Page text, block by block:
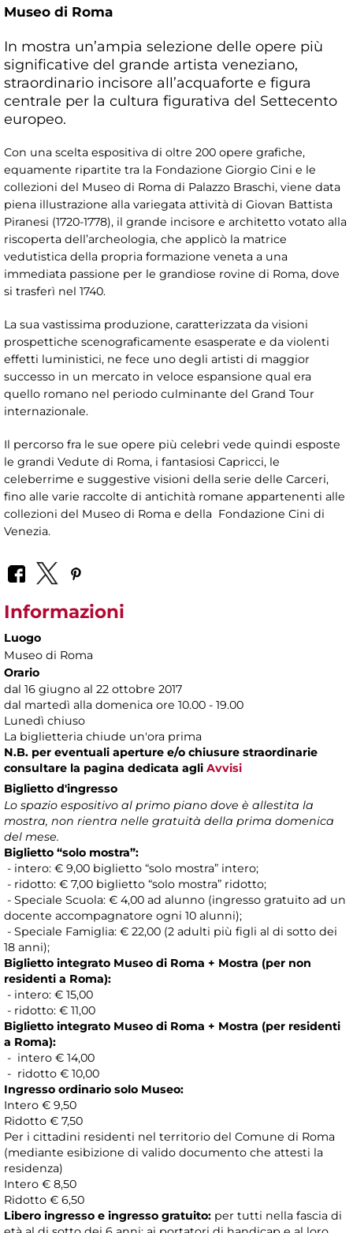
Museo di Roma
In mostra un’ampia selezione delle opere più
significative del grande artista veneziano,
straordinario incisore all’acquaforte e figura
centrale per la cultura figurativa del Settecento
europeo.
Con una scelta espositiva di oltre 200 opere grafiche,
equamente ripartite tra la Fondazione Giorgio Cini e le
collezioni del Museo di Roma di Palazzo Braschi, viene data
piena illustrazione alla variegata attività di Giovan Battista
Piranesi (1720-1778), il grande incisore e architetto votato alla
riscoperta dell’archeologia, che applicò la matrice
vedutistica della propria formazione veneta a una
immediata passione per le grandiose rovine di Roma, dove
si trasferì nel 1740.
La sua vastissima produzione, caratterizzata da visioni
prospettiche scenograficamente esasperate e da violenti
effetti luministici, ne fece uno degli artisti di maggior
successo in un mercato in veloce espansione qual era
quello romano nel periodo culminante del Grand Tour
internazionale.
Il percorso fra le sue opere più celebri vede quindi esposte
le grandi Vedute di Roma, i fantasiosi Capricci, le
celeberrime e suggestive visioni della serie delle Carceri,
fino alle varie raccolte di antichità romane appartenenti alle
collezioni del Museo di Roma e della Fondazione Cini di
Venezia.
Informazioni
Luogo
Museo di Roma
Orario
dal 16 giugno al 22 ottobre 2017
dal martedì alla domenica ore 10.00 - 19.00
Lunedì chiuso
La biglietteria chiude un'ora prima
N.B. per eventuali aperture e/o chiusure straordinarie
consultare la pagina dedicata agli Avvisi
Biglietto d'ingresso
Lo spazio espositivo al primo piano dove è allestita la
mostra, non rientra nelle gratuità della prima domenica
del mese.
Biglietto “solo mostra”:
- intero: € 9,00 biglietto “solo mostra” intero;
- ridotto: € 7,00 biglietto “solo mostra” ridotto;
- Speciale Scuola: € 4,00 ad alunno (ingresso gratuito ad un
docente accompagnatore ogni 10 alunni);
- Speciale Famiglia: € 22,00 (2 adulti più figli al di sotto dei
18 anni);
Biglietto integrato Museo di Roma + Mostra (per non
residenti a Roma):
- intero: € 15,00
- ridotto: € 11,00
Biglietto integrato Museo di Roma + Mostra (per residenti
a Roma):
- intero € 14,00
- ridotto € 10,00
Ingresso ordinario solo Museo:
Intero € 9,50
Ridotto € 7,50
Per i cittadini residenti nel territorio del Comune di Roma
(mediante esibizione di valido documento che attesti la
residenza)
Intero € 8,50
Ridotto € 6,50
Libero ingresso e ingresso gratuito: per tutti nella fascia di